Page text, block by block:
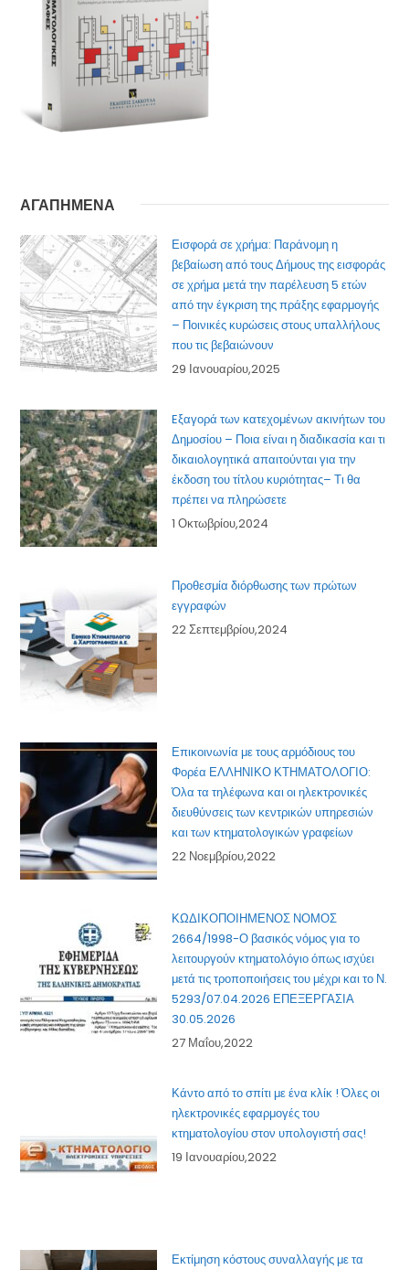
ΑΓΑΠΗΜΕΝΑ
Εισφορά σε χρήμα: Παράνομη η
βεβαίωση από τους Δήμους της εισφοράς
σε χρήμα μετά την παρέλευση 5 ετών
από την έγκριση της πράξης εφαρμογής
– Ποινικές κυρώσεις στους υπαλλήλους
που τις βεβαιώνουν
29 Ιανουαρίου,2025
Eξαγορά των κατεχομένων ακινήτων του
Δημοσίου – Ποια είναι η διαδικασία και τι
δικαιολογητικά απαιτούνται για την
έκδοση του τίτλου κυριότητας– Τι θα
πρέπει να πληρώσετε
1 Οκτωβρίου,2024
Προθεσμία διόρθωσης των πρώτων
εγγραφών
22 Σεπτεμβρίου,2024
Επικοινωνία με τους αρμόδιους του
Φορέα ΕΛΛΗΝΙΚΟ ΚΤΗΜΑΤΟΛΟΓΙΟ:
Όλα τα τηλέφωνα και οι ηλεκτρονικές
διευθύνσεις των κεντρικών υπηρεσιών
και των κτηματολογικών γραφείων
22 Νοεμβρίου,2022
ΚΩΔΙΚΟΠΟΙΗΜΕΝΟΣ ΝΟΜΟΣ
2664/1998-Ο βασικός νόμος για το
λειτουργούν κτηματολόγιο όπως ισχύει
μετά τις τροποποιήσεις του μέχρι και το Ν.
5293/07.04.2026 ΕΠΕΞΕΡΓΑΣΙΑ
30.05.2026
27 Μαΐου,2022
Κάντο από το σπίτι με ένα κλίκ ! Όλες οι
ηλεκτρονικές εφαρμογές του
κτηματολογίου στον υπολογιστή σας!
19 Ιανουαρίου,2022
Εκτίμηση κόστους συναλλαγής με τα